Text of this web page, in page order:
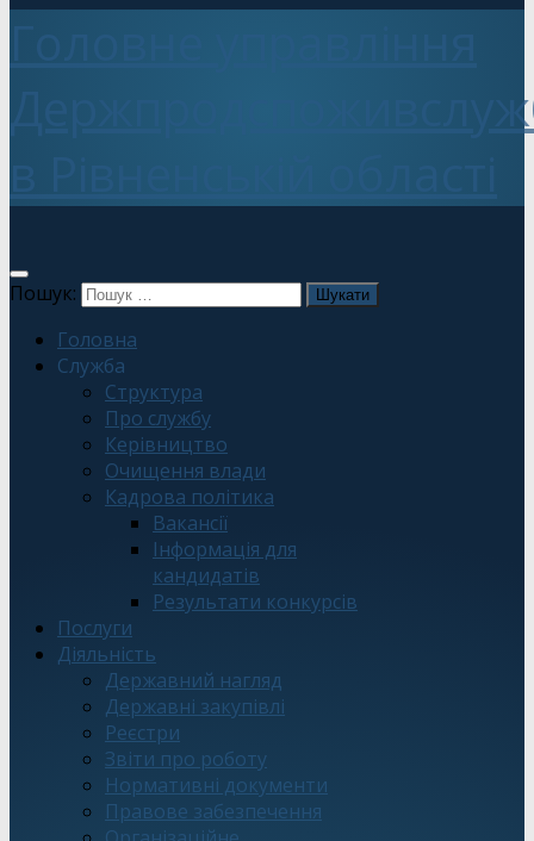
Пошук:
Головна
Служба
Структура
Про службу
Керівництво
Очищення влади
Кадрова політика
Вакансії
Інформація для
кандидатів
Результати конкурсів
Послуги
Діяльність
Державний нагляд
Державні закупівлі
Реєстри
Звіти про роботу
Нормативні документи
Правове забезпечення